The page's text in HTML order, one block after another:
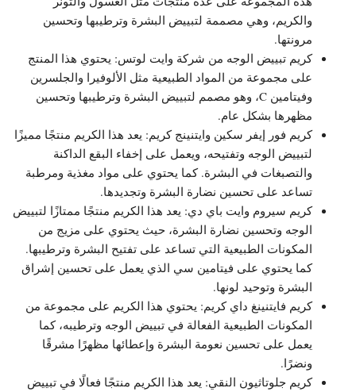
والكريم، وهي مصممة لتبييض البشرة وترطيبها وتحسين
مرونتها.
كريم تبييض الوجه من شركة وايت لوتس: يحتوي هذا المنتج
على مجموعة من المواد الطبيعية مثل الألوفيرا والجلسرين
وفيتامين C، وهو مصمم لتبييض البشرة وترطيبها وتحسين
مظهرها بشكل عام.
كريم فور إيفر سكين وايتنينج كريم: يعد هذا الكريم منتجًا مميزًا
لتبييض الوجه وتفتيحه، ويعمل على إخفاء البقع الداكنة
والتصبغات في البشرة. كما يحتوي على مواد مغذية ومرطبة
تساعد على تحسين نضارة البشرة وتجديدها.
كريم سيروم وايت باي دي: يعد هذا الكريم منتجًا ممتازًا لتبييض
الوجه وتحسين نضارة البشرة، حيث يحتوي على مزيج من
المكونات الطبيعية التي تساعد على تفتيح البشرة وترطيبها.
كما يحتوي على فيتامين سي الذي يعمل على تحسين إشراق
البشرة وتوحيد لونها.
كريم فايتنينغ داي كريم: يحتوي هذا الكريم على مجموعة من
المكونات الطبيعية الفعالة في تبييض الوجه وترطيبه، كما
يعمل على تحسين نعومة البشرة وإعطائها مظهرًا مشرقًا
ونضرًا.
كريم جلوتاثيون النقي: يعد هذا الكريم منتجًا فعالًا في تبييض